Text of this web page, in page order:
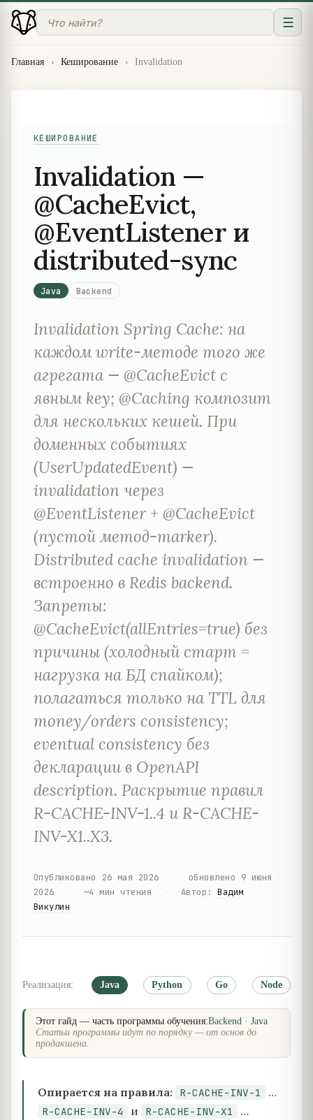
☰
Главная › Кеширование › Invalidation
КЕШИРОВАНИЕ
Invalidation —
@CacheEvict,
@EventListener и
distributed-sync
Java Backend
Invalidation Spring Cache: на
каждом write-методе того же
агрегата — @CacheEvict с
явным key; @Caching композит
для нескольких кешей. При
доменных событиях
(UserUpdatedEvent) —
invalidation через
@EventListener + @CacheEvict
(пустой метод-marker).
Distributed cache invalidation —
встроенно в Redis backend.
Запреты:
@CacheEvict(allEntries=true) без
причины (холодный старт =
нагрузка на БД спайком);
полагаться только на TTL для
money/orders consistency;
eventual consistency без
декларации в OpenAPI
description. Раскрытие правил
R-CACHE-INV-1..4 и R-CACHE-
INV-X1..X3.
Опубликовано 26 мая 2026 обновлено 9 июня
2026
~4 мин чтения Автор :Вадим
Викулин
Реализация: Java Python Go Node
Этот гайд — часть программы обучения:Backend · Java
Статьи программы идут по порядку — от основ до
продакшена.
Опирается на правила: R-CACHE-INV-1 …
R-CACHE-INV-4 и R-CACHE-INV-X1 …